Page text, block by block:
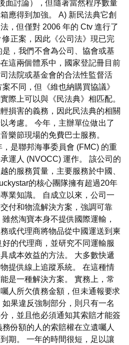
面討論），但隨著當然程序數量
應得到加強。 A) 新民法典它創
，但僅對 2006 年的 Ctv 進行了
正案，因此《公司法》現已完
，我們不會為公司、協會或基
這兩個體系中，國家登記冊目前
法院或基金會的合法性監督活
不同，但《維也納購買協議》
際上可以與《民法典》相匹配。
損害的義務，因此民法典的相關
考慮。 今年，主辦單位做出了
樂節現場的免費巴士服務。
，是聯邦海事委員會 (FMC) 的重
運人 (NVOCC) 運作。 該公司的
的服務質量，主要服務於中國、
的核心團隊擁有超過20年
業知識。 自成立以來，公司一
付和物流解決方案，強調可靠
然淘寶本身不提供國際運輸，
或代理商將物品從中國運送到柬
的代理商，並研究不同運輸服
成本效益的方法。 大多數快遞
提供線上追蹤系統。 在這種情
是一種解決方案。 實務上，常
人所欠債務金額，但未通報要求
果違反強制部分，則只有一名
，並且他必須通知其索賠才能簽
份額的人的索賠權在立遺囑人
期。 一年的時間很短，足以讓